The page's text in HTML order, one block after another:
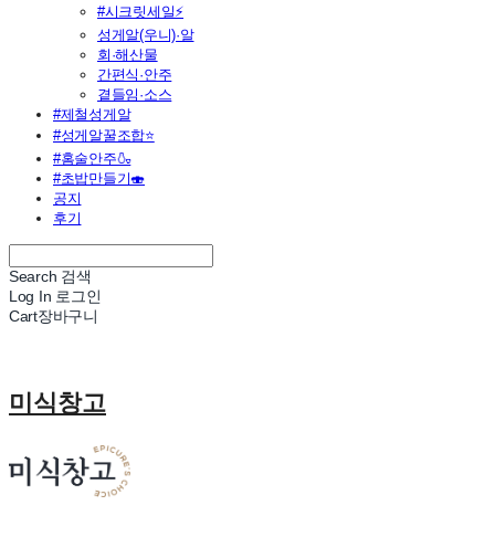
#시크릿세일⚡
성게알(우니)·알
회·해산물
간편식·안주
곁들임·소스
#제철성게알
#성게알꿀조합⭐
#홈술안주🍶
#초밥만들기🍣
공지
후기
Search 검색
Log In 로그인
Cart장바구니
미식창고